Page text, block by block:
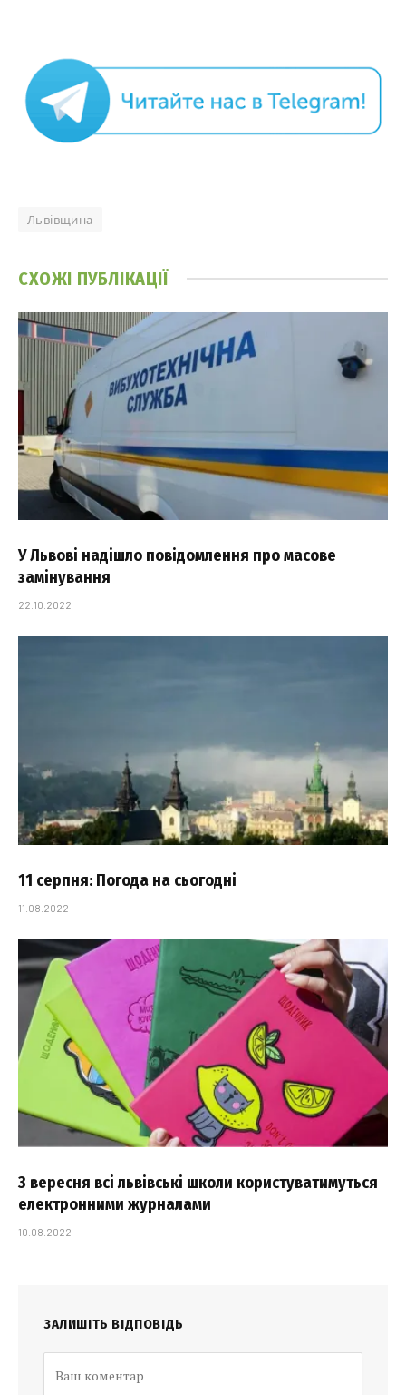
Львівщина
СХОЖІ ПУБЛІКАЦІЇ
У Львові надішло повідомлення про масове
замінування
22.10.2022
11 серпня: Погода на сьогодні
11.08.2022
З вересня всі львівські школи користуватимуться
електронними журналами
10.08.2022
ЗАЛИШІТЬ ВІДПОВІДЬ